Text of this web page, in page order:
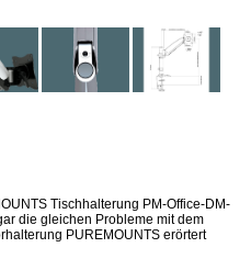
Tischhalterung PM-Office-DM-
die gleichen Probleme mit dem
PUREMOUNTS erörtert